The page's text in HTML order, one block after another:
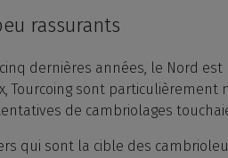
rassurants
dernières années, le Nord
Tourcoing sont
de cambriolages
qui sont la cible des